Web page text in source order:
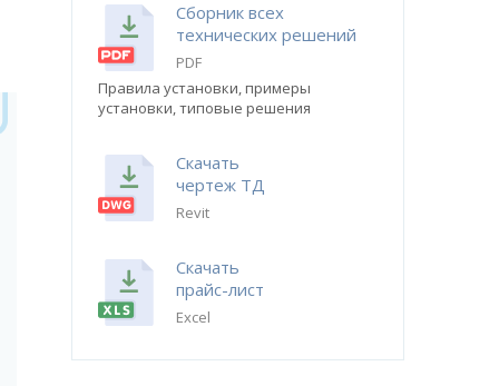
Сборник всех
технических решений
PDF
Правила установки, примеры
установки, типовые решения
Скачать
чертеж ТД
Revit
Скачать
прайс-лист
Excel